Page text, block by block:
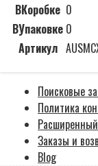
ВКоробке 0
ВУпаковке 0
Артикул
Поисковые
Политика
Заказы и
Blog